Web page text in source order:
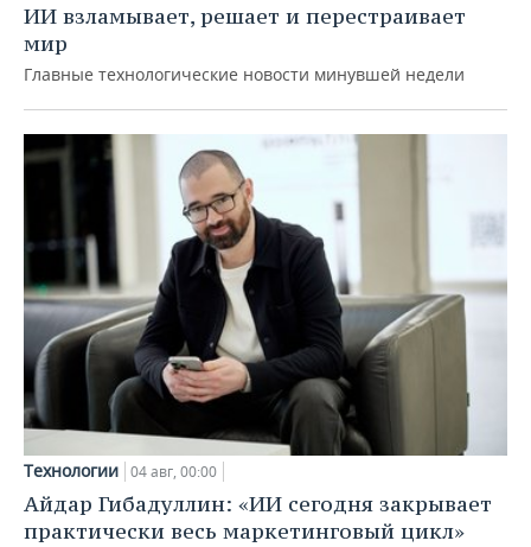
ИИ взламывает, решает и перестраивает
мир
Главные технологические новости минувшей недели
Технологии 04 авг, 00:00
Айдар Гибадуллин: «ИИ сегодня закрывает
практически весь маркетинговый цикл»